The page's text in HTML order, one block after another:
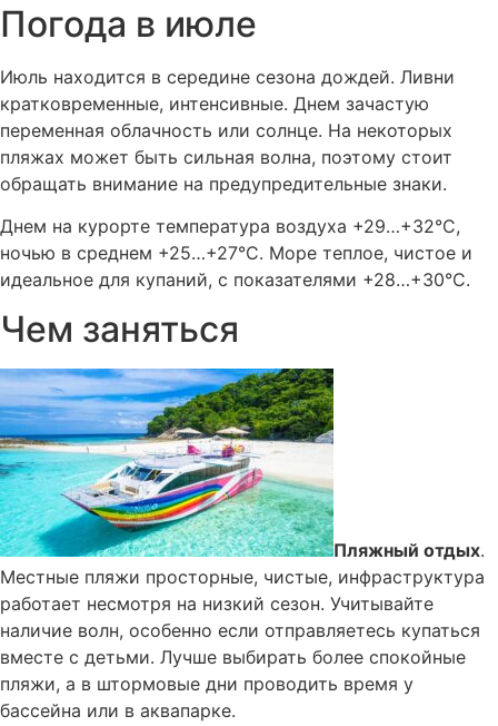
Погода в июле
Июль находится в середине сезона дождей. Ливни
кратковременные, интенсивные. Днем зачастую
переменная облачность или солнце. На некоторых
пляжах может быть сильная волна, поэтому стоит
обращать внимание на предупредительные знаки.
Днем на курорте температура воздуха +29…+32°C,
ночью в среднем +25…+27°C. Море теплое, чистое и
идеальное для купаний, с показателями +28…+30°C.
Чем заняться
Пляжный отдых.
Местные пляжи просторные, чистые, инфраструктура
работает несмотря на низкий сезон. Учитывайте
наличие волн, особенно если отправляетесь купаться
вместе с детьми. Лучше выбирать более спокойные
пляжи, а в штормовые дни проводить время у
бассейна или в аквапарке.